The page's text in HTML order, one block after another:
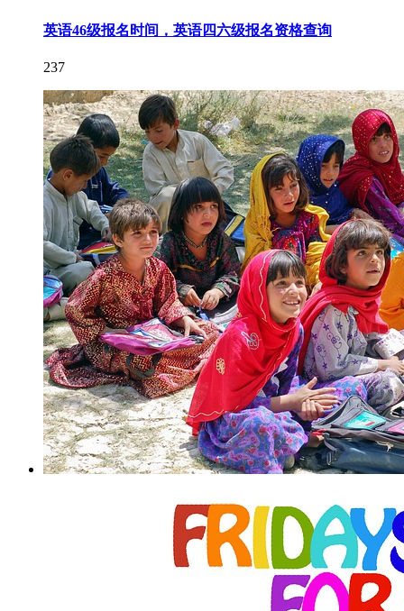
英语46级报名时间，英语四六级报名资格查询
237